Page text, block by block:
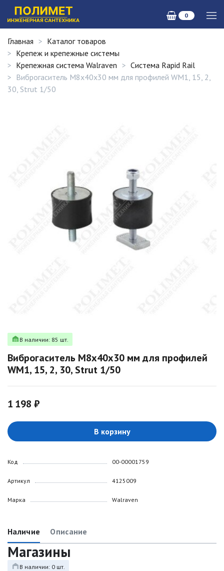
0
Главная
Каталог товаров
Крепеж и крепежные системы
Крепежная система Walraven
Система Rapid Rail
Виброгаситель M8x40x30 мм для профилей WM1, 15, 2,
30, Strut 1/50
В наличии: 85 шт.
Виброгаситель M8x40x30 мм для профилей
WM1, 15, 2, 30, Strut 1/50
1 198 ₽
В корзину
Код
Артикул
Марка
00-00001759
4125009
Walraven
Наличие Описание
Магазины
В наличии: 0 шт.